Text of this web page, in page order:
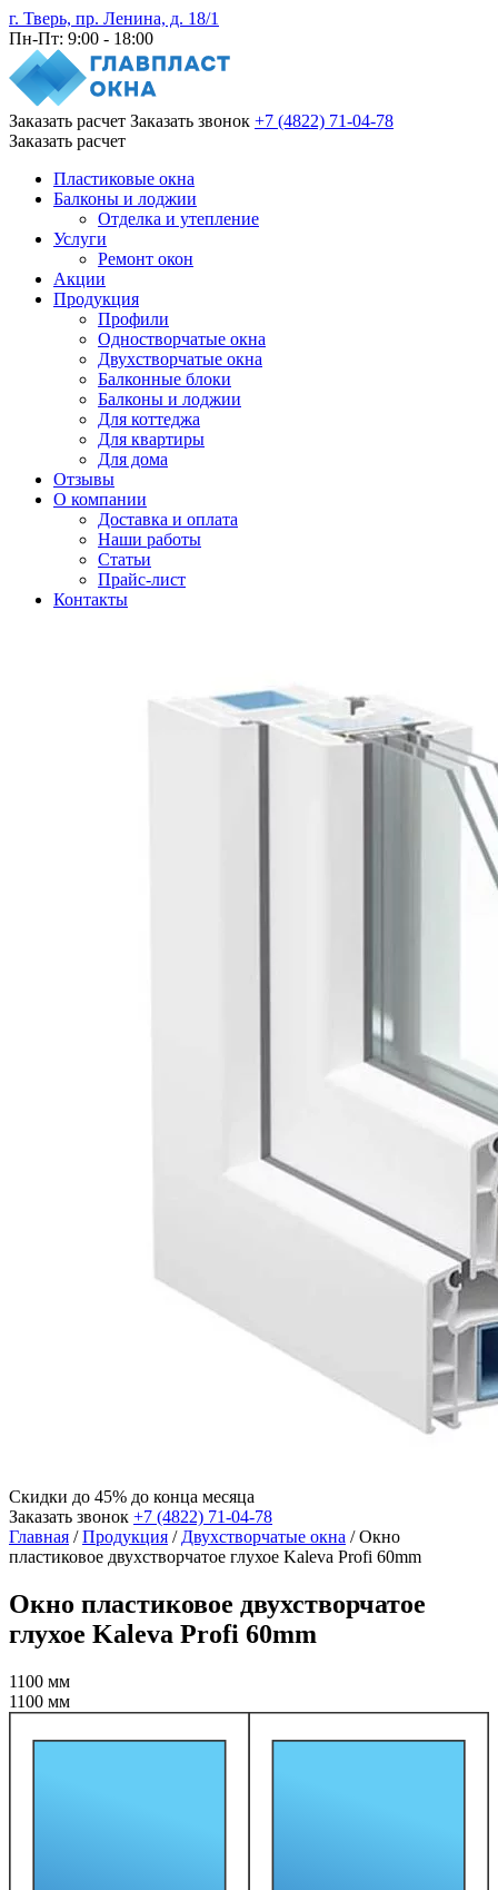
г. Тверь, пр. Ленина, д. 18/1
Пн-Пт: 9:00 - 18:00
Заказать расчет Заказать звонок +7 (4822) 71-04-78
Заказать расчет
Пластиковые окна
Балконы и лоджии
Отделка и утепление
Услуги
Ремонт окон
Акции
Продукция
Профили
Одностворчатые окна
Двухстворчатые окна
Балконные блоки
Балконы и лоджии
Для коттеджа
Для квартиры
Для дома
Отзывы
О компании
Доставка и оплата
Наши работы
Статьи
Прайс-лист
Контакты
Скидки до 45% до конца месяца
Заказать звонок +7 (4822) 71-04-78
Главная /Продукция / Двухстворчатые окна /Окно
пластиковое двухстворчатое глухое Kaleva Profi 60mm
Окно пластиковое двухстворчатое
глухое Kaleva Profi 60mm
1100 мм
1100 мм